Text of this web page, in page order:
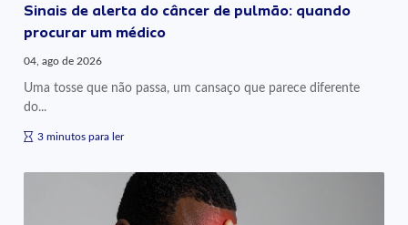
Sinais de alerta do câncer de pulmão: quando
procurar um médico
04, ago de 2026
Uma tosse que não passa, um cansaço que parece diferente
do...
3 minutos para ler